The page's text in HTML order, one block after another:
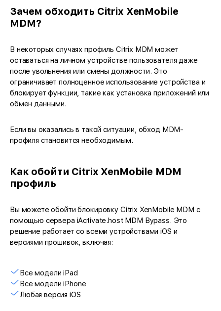
Зачем обходить Citrix XenMobile
MDM?
В некоторых случаях профиль Citrix MDM может
оставаться на личном устройстве пользователя даже
после увольнения или смены должности. Это
ограничивает полноценное использование устройства и
блокирует функции, такие как установка приложений или
обмен данными.
Если вы оказались в такой ситуации, обход MDM-
профиля становится необходимым.
Как обойти Citrix XenMobile MDM
профиль
Вы можете обойти блокировку Citrix XenMobile MDM с
помощью сервера iActivate.host MDM Bypass. Это
решение работает со всеми устройствами iOS и
версиями прошивок, включая:
Все модели iPad
Все модели iPhone
Любая версия iOS